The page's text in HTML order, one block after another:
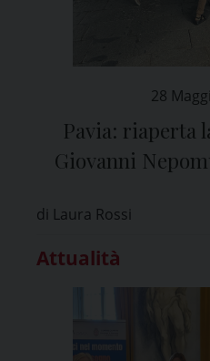
28
Pavia: riaperta
Giovanni
di Laura Rossi
Attualità